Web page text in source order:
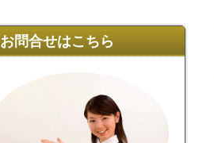
お問合せはこちら